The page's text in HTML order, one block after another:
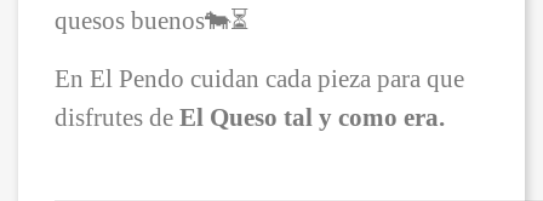
quesos buenos🐄⏳
En El Pendo cuidan cada pieza para que
disfrutes de El Queso tal y como era.